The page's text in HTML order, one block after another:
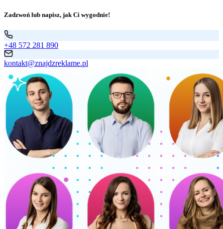
Zadzwoń lub napisz, jak Ci wygodnie!
+48 572 281 890
kontakt@znajdzreklame.pl